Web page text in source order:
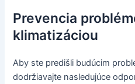
Prevencia
klimatizáciou
Aby ste predišli budúcim
dodržiavajte nasledujúce